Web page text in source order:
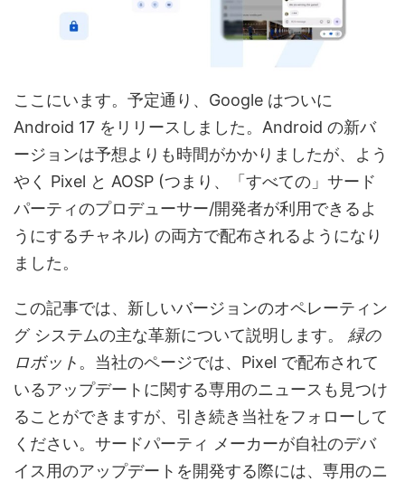
ここにいます。予定通り、Google はついに
Android 17 をリリースしました。Android の新バ
ージョンは予想よりも時間がかかりましたが、よう
やく Pixel と AOSP (つまり、「すべての」サード
パーティのプロデューサー/開発者が利用できるよ
うにするチャネル) の両方で配布されるようになり
ました。
この記事では、新しいバージョンのオペレーティン
グ システムの主な革新について説明します。 緑の
ロボット 。当社のページでは、Pixel で配布されて
いるアップデートに関する専用のニュースも見つけ
ることができますが、引き続き当社をフォローして
ください。サードパーティ メーカーが自社のデバ
イス用のアップデートを開発する際には、専用のニ